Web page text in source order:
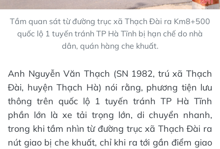
Tầm quan sát từ đường trục xã Thạch Đài ra Km8+500
quốc lộ 1 tuyến tránh TP Hà Tĩnh bị hạn chế do nhà
dân, quán hàng che khuất.
Anh Nguyễn Văn Thạch (SN 1982, trú xã Thạch
Đài, huyện Thạch Hà) nói rằng, phương tiện lưu
thông trên quốc lộ 1 tuyến tránh TP Hà Tĩnh
phần lớn là xe tải trọng lớn, di chuyển nhanh,
trong khi tầm nhìn từ đường trục xã Thạch Đài ra
nút giao bị che khuất, chỉ khi ra tới gần điểm giao